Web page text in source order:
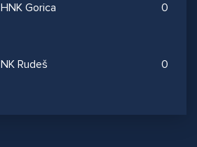
HNK Gorica 0
NK Rudeš 0